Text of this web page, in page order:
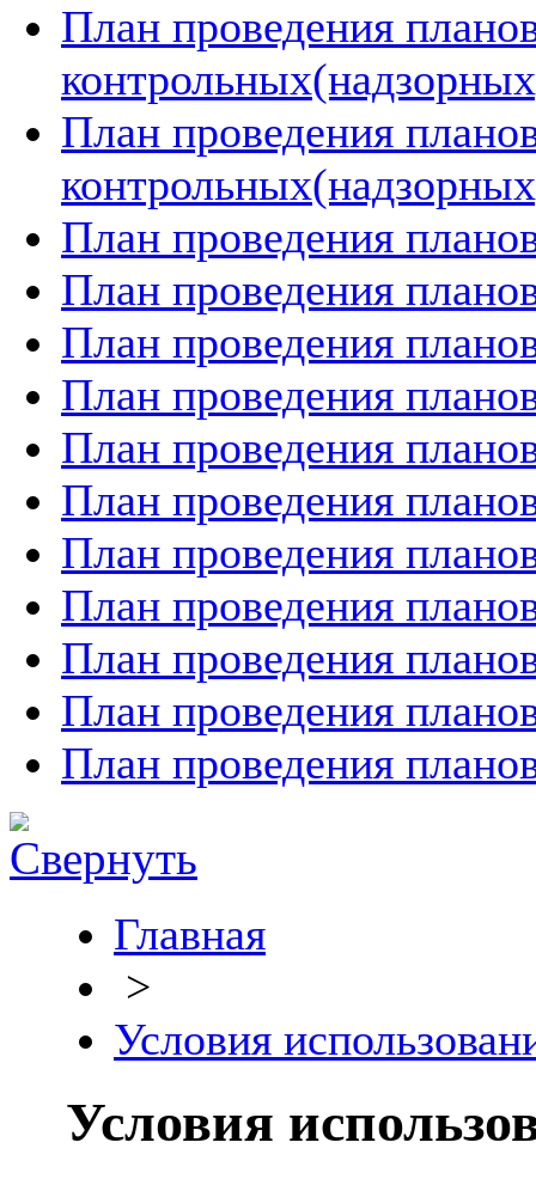
План проведения
План проведения
План проведения
План проведения
План проведения
План проведения
План проведения
План проведения
План проведения
План проведения
План проведения
План проведения
План проведения
Главная
>
Условия
Условия